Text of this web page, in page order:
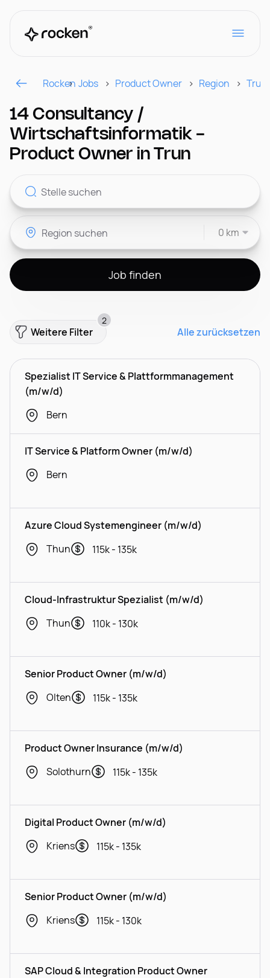
Für Arbeitgeber
Kontakt
Rocken Jobs Product Owner Region Trun
14 Consultancy /
Wirtschaftsinformatik -
Product Owner in Trun
0 km
Job finden
Weitere Filter
2
Alle zurücksetzen
Spezialist IT Service & Plattformmanagement
(m/w/d)
Bern
IT Service & Platform Owner (m/w/d)
Bern
Azure Cloud Systemengineer (m/w/d)
Thun
115k - 135k
Cloud-Infrastruktur Spezialist (m/w/d)
Thun
110k - 130k
Senior Product Owner (m/w/d)
Olten
115k - 135k
Product Owner Insurance (m/w/d)
Solothurn
115k - 135k
Digital Product Owner (m/w/d)
Kriens
115k - 135k
Senior Product Owner (m/w/d)
Kriens
115k - 130k
SAP Cloud & Integration Product Owner